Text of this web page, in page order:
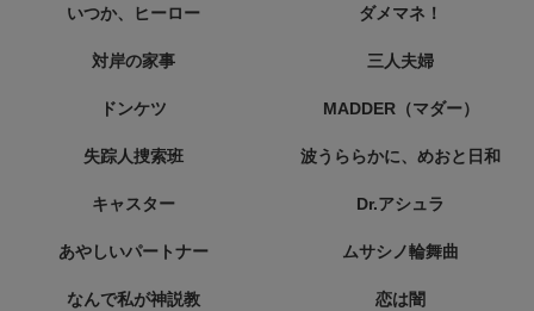
いつか、ヒーロー ダメマネ！
対岸の家事 三人夫婦
ドンケツ MADDER（マダー）
失踪人捜索班 波うららかに、めおと日和
キャスター Dr.アシュラ
あやしいパートナー ムサシノ輪舞曲
なんで私が神説教 恋は闇